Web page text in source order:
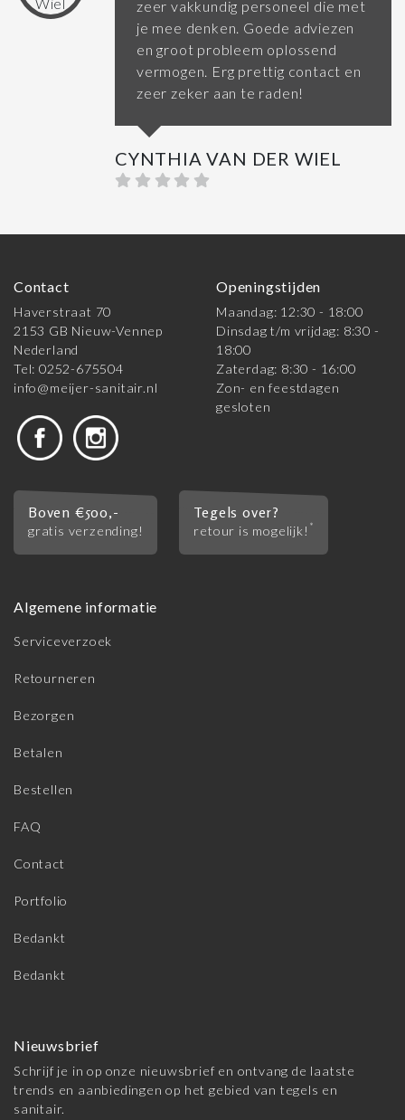
zeer vakkundig personeel die met
je mee denken. Goede adviezen
en groot probleem oplossend
vermogen. Erg prettig contact en
zeer zeker aan te raden!
CYNTHIA VAN DER WIEL
Contact
Haverstraat 70
2153 GB Nieuw-Vennep
Nederland
Tel: 0252-675504
info@meijer-sanitair.nl
Openingstijden
Maandag: 12:30 - 18:00
Dinsdag t/m vrijdag: 8:30 -
18:00
Zaterdag: 8:30 - 16:00
Zon- en feestdagen
gesloten
Boven €500,-
gratis verzending!
Tegels over?
retour is mogelijk! *
Algemene informatie
Serviceverzoek
Retourneren
Bezorgen
Betalen
Bestellen
FAQ
Contact
Portfolio
Bedankt
Bedankt
Nieuwsbrief
Schrijf je in op onze nieuwsbrief en ontvang de laatste
trends en aanbiedingen op het gebied van tegels en
sanitair.